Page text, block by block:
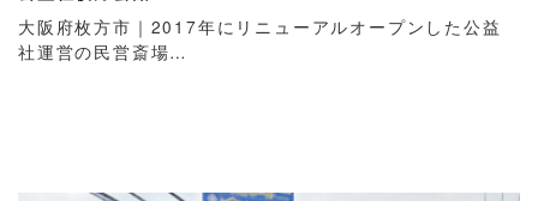
大阪府枚方市｜2017年にリニューアルオープンした公益
社運営の民営斎場…